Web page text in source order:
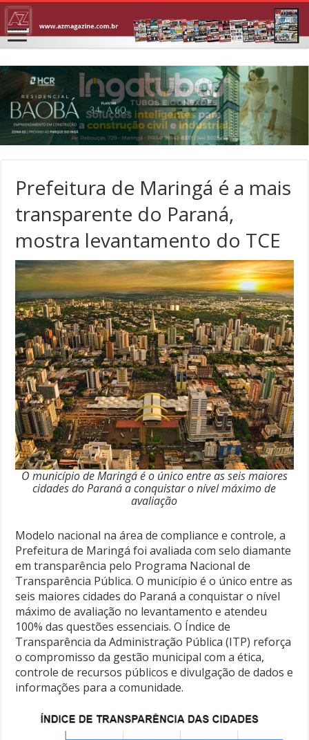
Prefeitura de Maringá é a mais
transparente do Paraná,
mostra levantamento do TCE
O município de Maringá é o único entre as seis maiores
cidades do Paraná a conquistar o nível máximo de
avaliação
Modelo nacional na área de compliance e controle, a
Prefeitura de Maringá foi avaliada com selo diamante
em transparência pelo Programa Nacional de
Transparência Pública. O município é o único entre as
seis maiores cidades do Paraná a conquistar o nível
máximo de avaliação no levantamento e atendeu
100% das questões essenciais. O Índice de
Transparência da Administração Pública (ITP) reforça
o compromisso da gestão municipal com a ética,
controle de recursos públicos e divulgação de dados e
informações para a comunidade.